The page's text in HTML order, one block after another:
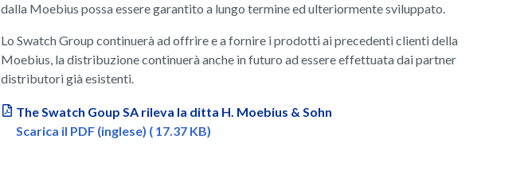
dalla Moebius possa essere garantito a lungo termine ed ulteriormente sviluppato.
Lo Swatch Group continuerà ad offrire e a fornire i prodotti ai precedenti clienti della
Moebius, la distribuzione continuerà anche in futuro ad essere effettuata dai partner
distributori già esistenti.
The Swatch Goup SA rileva la ditta H. Moebius & Sohn
Scarica il PDF (inglese) ( 17.37 KB)